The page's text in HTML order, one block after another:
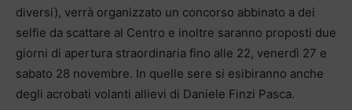
diversi), verrà organizzato un concorso abbinato a dei
selfie da scattare al Centro e inoltre saranno proposti due
giorni di apertura straordinaria fino alle 22, venerdì 27 e
sabato 28 novembre. In quelle sere si esibiranno anche
degli acrobati volanti allievi di Daniele Finzi Pasca.